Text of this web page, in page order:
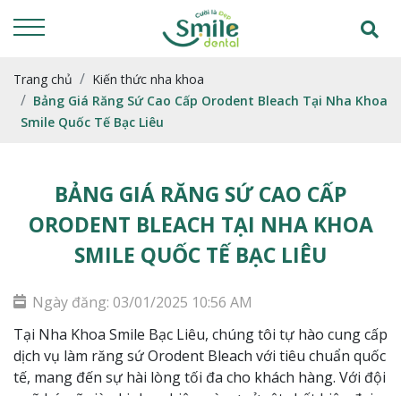
Trang chủ
Kiến thức nha khoa
Bảng Giá Răng Sứ Cao Cấp Orodent Bleach Tại Nha Khoa
Smile Quốc Tế Bạc Liêu
BẢNG GIÁ RĂNG SỨ CAO CẤP
ORODENT BLEACH TẠI NHA KHOA
SMILE QUỐC TẾ BẠC LIÊU
Ngày đăng: 03/01/2025 10:56 AM
Tại Nha Khoa Smile Bạc Liêu, chúng tôi tự hào cung cấp
dịch vụ làm răng sứ Orodent Bleach với tiêu chuẩn quốc
tế, mang đến sự hài lòng tối đa cho khách hàng. Với đội